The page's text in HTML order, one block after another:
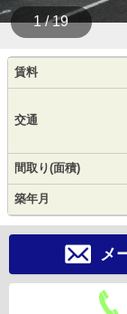
1 / 19
賃料
交通
間取り(面積)
築年月
メ